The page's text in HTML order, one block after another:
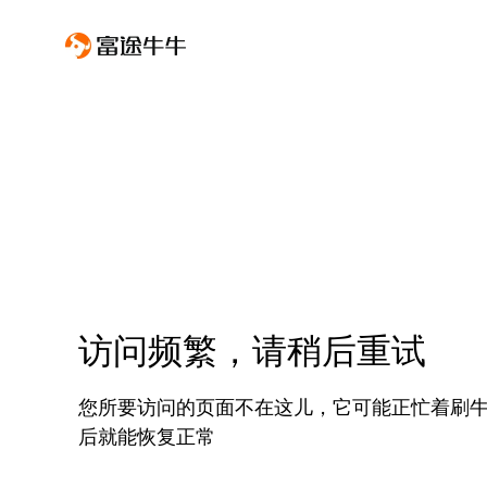
访问频繁，请稍后重试
您所要访问的页面不在这儿，它可能正忙着刷
后就能恢复正常